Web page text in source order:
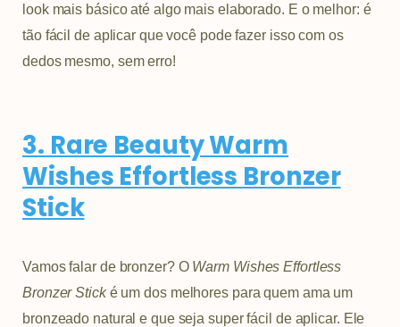
look mais básico até algo mais elaborado. E o melhor: é
tão fácil de aplicar que você pode fazer isso com os
dedos mesmo, sem erro!
3. Rare Beauty Warm
Wishes Effortless Bronzer
Stick
Vamos falar de bronzer? O Warm Wishes Effortless
Bronzer Stické um dos melhores para quem ama um
bronzeado natural e que seja super fácil de aplicar. Ele